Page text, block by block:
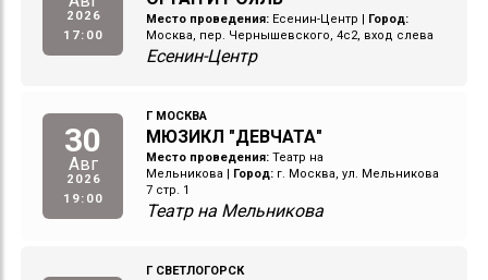
2026
17:00
Место проведения: Есенин-Центр
Город:
Москва, пер. Чернышевского, 4с2, вход слева
Есенин-Центр
30
Авг
2026
19:00
Г МОСКВА
МЮЗИКЛ "ДЕВЧАТА"
Место проведения: Театр на
Мельникова
Город: г. Москва, ул. Мельникова
7 стр. 1
Театр на Мельникова
Г СВЕТЛОГОРСК